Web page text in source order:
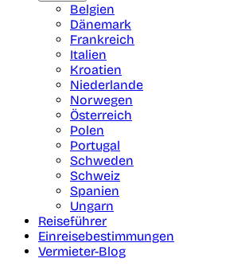
Belgien
Dänemark
Frankreich
Italien
Kroatien
Niederlande
Norwegen
Österreich
Polen
Portugal
Schweden
Schweiz
Spanien
Ungarn
Reiseführer
Einreisebestimmungen
Vermieter-Blog